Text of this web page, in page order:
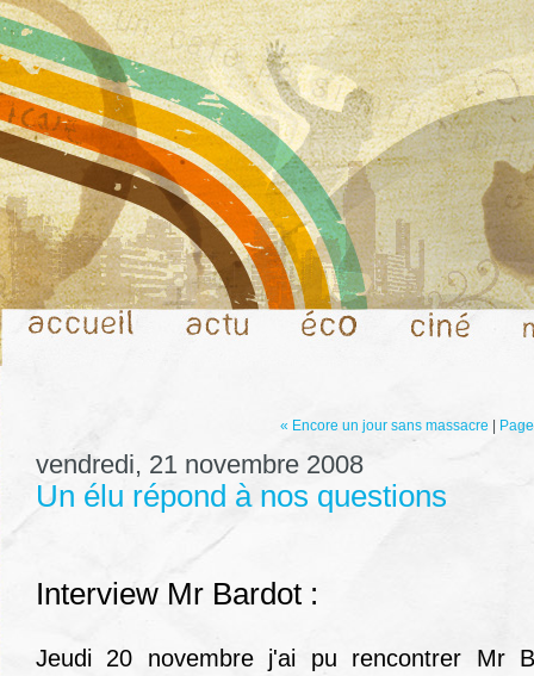
« Encore un jour sans massacre
vendredi, 21 novembre 2008
Un élu répond à nos questions
Interview Mr Bardot :
Jeudi 20 novembre j'ai pu rencontrer Mr